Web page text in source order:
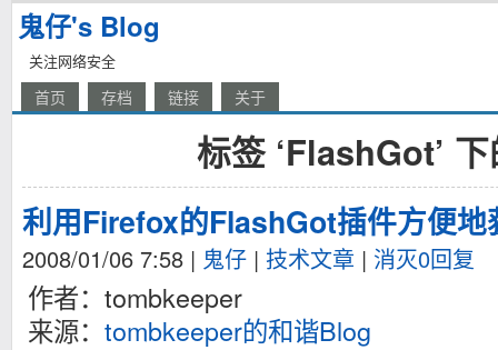
鬼仔's Blog
关注网络安全
首页 存档 链接 关于
标签 ‘FlashGot’
利用Firefox的FlashGot插件方便地
2008/01/06 7:58 | 鬼仔 | 技术文章 | 消灭0回复
作者：tombkeeper
来源： tombkeeper的和谐Blog